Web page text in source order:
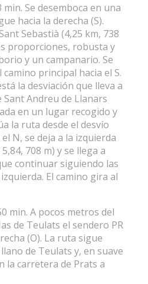
min. Se desemboca en una
hacia la derecha (S).
Sebastià (4,25 km, 738
proporciones, robusta y
y un campanario. Se
principal hacia el S.
la desviación que lleva a
Andreu de Llanars
en un lugar recogido y
la ruta desde el desvío
N, se deja a la izquierda
708 m) y se llega a
continuar siguiendo las
El camino gira al
min. A pocos metros del
de Teulats el sendero PR
(O). La ruta sigue
de Teulats y, en suave
la carretera de Prats a